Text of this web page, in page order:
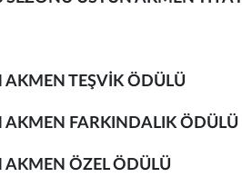
AKMEN TEŞVİK ÖDÜLÜ
AKMEN FARKINDALIK ÖDÜLÜ
AKMEN ÖZEL ÖDÜLÜ